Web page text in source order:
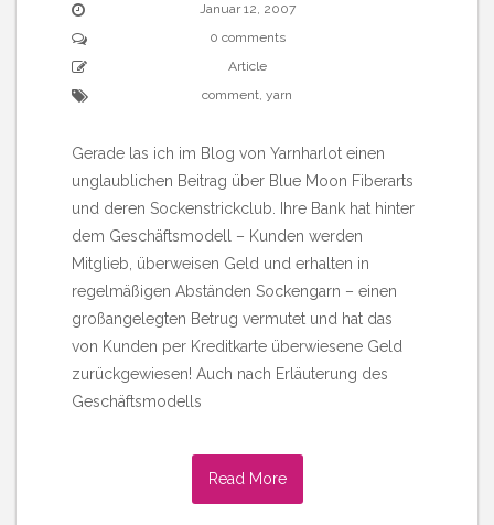
Januar 12, 2007
0 comments
Article
comment, yarn
Gerade las ich im Blog von Yarnharlot einen
unglaublichen Beitrag über Blue Moon Fiberarts
und deren Sockenstrickclub. Ihre Bank hat hinter
dem Geschäftsmodell – Kunden werden
Mitglieb, überweisen Geld und erhalten in
regelmäßigen Abständen Sockengarn – einen
großangelegten Betrug vermutet und hat das
von Kunden per Kreditkarte überwiesene Geld
zurückgewiesen! Auch nach Erläuterung des
Geschäftsmodells
Read More